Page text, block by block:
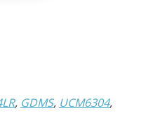
, GDMS, UCM6304,